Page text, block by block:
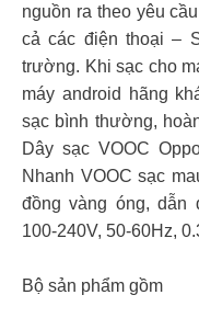
nguồn ra theo yêu
cả các điện thoại –
trường. Khi sạc cho
máy android hãng
sạc bình thường,
Dây sạc VOOC
Nhanh VOOC sạc
đồng vàng óng, dẫn
100-240V, 50-60Hz,
Bộ sản phẩm gồm